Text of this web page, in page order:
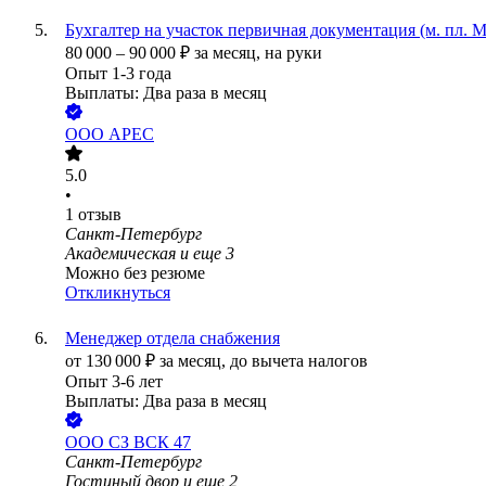
Бухгалтер на участок первичная документация (м. пл.
80 000 – 90 000 ₽ за месяц, на руки
Опыт 1-3 года
Выплаты: Два раза в месяц
ООО АРЕС
5.0
•
1 отзыв
Санкт-Петербург
Академическая и еще 3
Можно без резюме
Откликнуться
Менеджер отдела снабжения
от 130 000 ₽ за месяц, до вычета налогов
Опыт 3-6 лет
Выплаты: Два раза в месяц
ООО СЗ ВСК 47
Санкт-Петербург
Гостиный двор и еще 2